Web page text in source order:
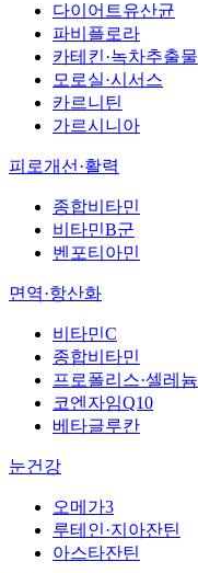
다이어트유산균
파비플로라
카테킨·녹차추출물
모로실·시서스
카르니틴
가르시니아
피로개선·활력
종합비타민
비타민B군
벤포티아민
면역·항산화
비타민C
종합비타민
프로폴리스·셀레늄
코엔자임Q10
베타글루칸
눈건강
오메가3
루테인·지아잔틴
아스타잔틴